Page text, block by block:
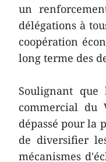
un
délégations à
coopération
long terme des
Soulignant
commercial du
dépassé pour la
de diversifier
mécanismes